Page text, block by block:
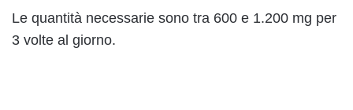
Le quantità necessarie sono tra 600 e 1.200 mg per
3 volte al giorno.